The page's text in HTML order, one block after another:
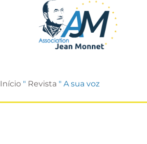
Início " Revista " A sua voz